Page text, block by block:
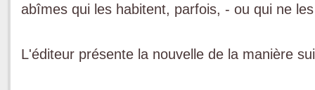
abîmes qui les habitent, parfois, - ou qui ne
L'éditeur présente la nouvelle de la manière